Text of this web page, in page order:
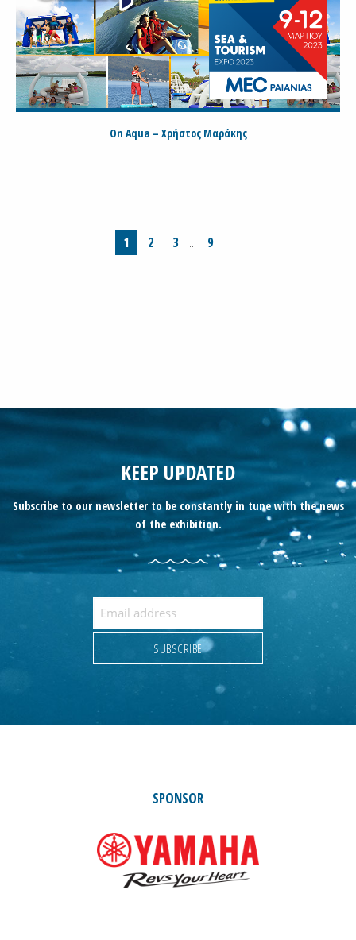
On Aqua – Χρήστος Μαράκης
1 2 3 … 9
KEEP UPDATED
Subscribe to our newsletter to be constantly in tune with the news
of the exhibition.
SPONSOR